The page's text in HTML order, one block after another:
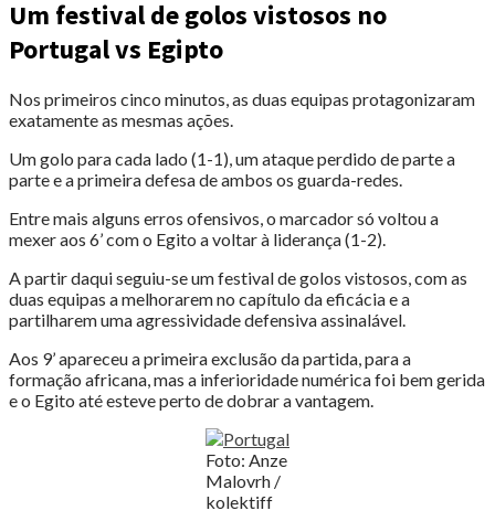
Um festival de golos vistosos no
Portugal vs Egipto
Nos primeiros cinco minutos, as duas equipas protagonizaram
exatamente as mesmas ações.
Um golo para cada lado (1-1), um ataque perdido de parte a
parte e a primeira defesa de ambos os guarda-redes.
Entre mais alguns erros ofensivos, o marcador só voltou a
mexer aos 6’ com o Egito a voltar à liderança (1-2).
A partir daqui seguiu-se um festival de golos vistosos, com as
duas equipas a melhorarem no capítulo da eficácia e a
partilharem uma agressividade defensiva assinalável.
Aos 9’ apareceu a primeira exclusão da partida, para a
formação africana, mas a inferioridade numérica foi bem gerida
e o Egito até esteve perto de dobrar a vantagem.
Foto: Anze
Malovrh /
kolektiff